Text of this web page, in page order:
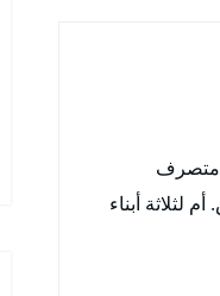
الجنسية متصرف
لثلاثة أبناء